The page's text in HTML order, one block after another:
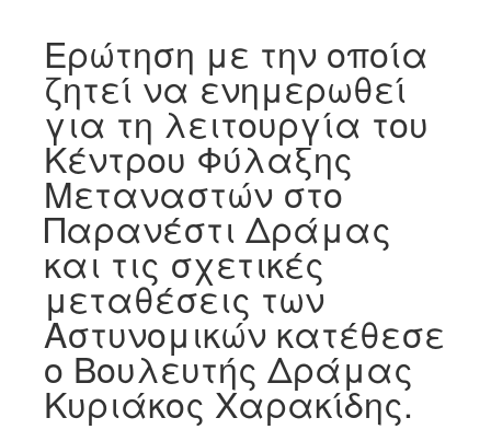
Ερώτηση με την οποία
ζητεί να ενημερωθεί
για τη λειτουργία του
Κέντρου Φύλαξης
Μεταναστών στο
Παρανέστι Δράμας
και τις σχετικές
μεταθέσεις των
Αστυνομικών κατέθεσε
ο Βουλευτής Δράμας
Κυριάκος Χαρακίδης.